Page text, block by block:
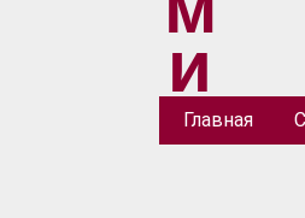
Главная